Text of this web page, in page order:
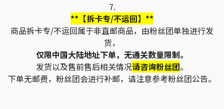
7.
**【拆卡专/不运回】**
商品拆卡专/不运回属于非直邮商品，由粉丝团单独进行发
货，
仅限中国大陆地址下单，无通关数量限制。
发货以及售前售后相关情况请咨询粉丝团。
下单无邮费，粉丝团会进行补邮，请注意参考粉丝团公告。